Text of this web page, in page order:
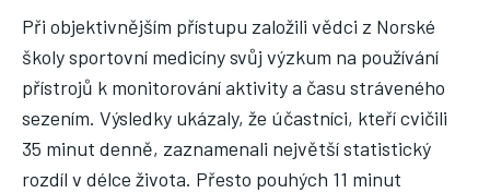
Při objektivnějším přístupu založili vědci z Norské
školy sportovní medicíny svůj výzkum na používání
přístrojů k monitorování aktivity a času stráveného
sezením. Výsledky ukázaly, že účastníci, kteří cvičili
35 minut denně, zaznamenali největší statistický
rozdíl v délce života. Přesto pouhých 11 minut